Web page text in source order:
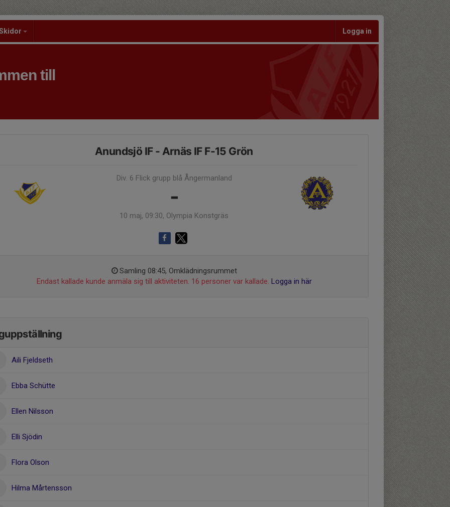
Logga in
till
Anundsjö IF - Arnäs IF F-15 Grön
Div. 6 Flick grupp blå Ångermanland
-
10 maj, 09:30, Olympia Konstgräs
Samling 08:45, Omklädningsrummet
Endast kallade kunde anmäla sig till aktiviteten. 16 personer var kallade. Logga in här
Aili Fjeldseth
Ebba Schütte
Ellen Nilsson
Elli Sjödin
Flora Olson
Hilma Mårtensson